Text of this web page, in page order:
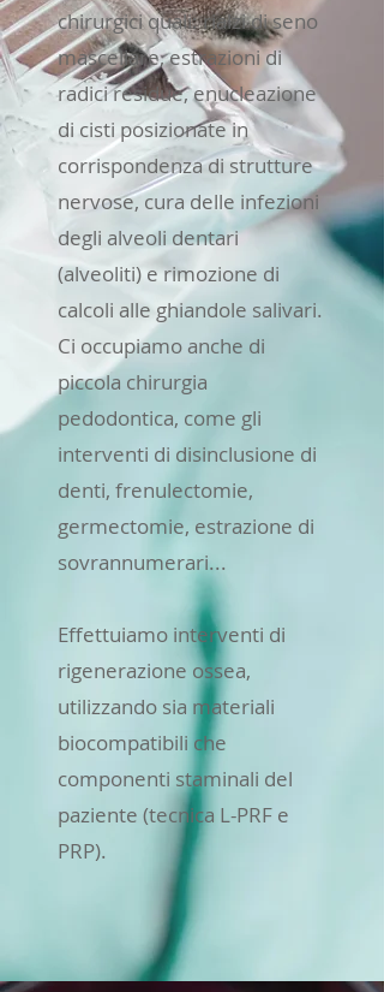
chirurgici quali: rialzi di seno
mascellare, estrazioni di
radici residue, enucleazione
di cisti posizionate in
corrispondenza di strutture
nervose, cura delle infezioni
degli alveoli dentari
(alveoliti) e rimozione di
calcoli alle ghiandole salivari.
Ci occupiamo anche di
piccola chirurgia
pedodontica, come gli
interventi di disinclusione di
denti, frenulectomie,
germectomie, estrazione di
sovrannumerari...
Effettuiamo interventi di
rigenerazione ossea,
utilizzando sia materiali
biocompatibili che
componenti staminali del
paziente (tecnica L-PRF e
PRP).